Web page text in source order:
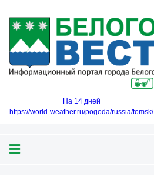
На 14 дней
https://world-weather.ru/pogoda/russia/tomsk/